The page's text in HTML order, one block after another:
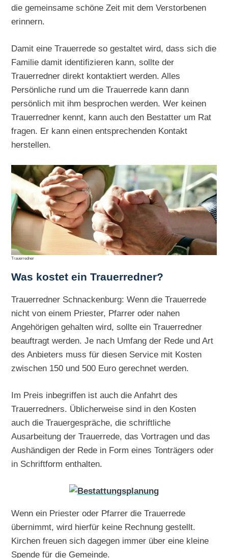
die gemeinsame schöne Zeit mit dem Verstorbenen
erinnern.
Damit eine Trauerrede so gestaltet wird, dass sich die
Familie damit identifizieren kann, sollte der
Trauerredner direkt kontaktiert werden. Alles
Persönliche rund um die Trauerrede kann dann
persönlich mit ihm besprochen werden. Wer keinen
Trauerredner kennt, kann auch den Bestatter um Rat
fragen. Er kann einen entsprechenden Kontakt
herstellen.
Trauerredner
Was kostet ein Trauerredner?
Trauerredner Schnackenburg: Wenn die Trauerrede
nicht von einem Priester, Pfarrer oder nahen
Angehörigen gehalten wird, sollte ein Trauerredner
beauftragt werden. Je nach Umfang der Rede und Art
des Anbieters muss für diesen Service mit Kosten
zwischen 150 und 500 Euro gerechnet werden.
Im Preis inbegriffen ist auch die Anfahrt des
Trauerredners. Üblicherweise sind in den Kosten
auch die Trauergespräche, die schriftliche
Ausarbeitung der Trauerrede, das Vortragen und das
Aushändigen der Rede in Form eines Tonträgers oder
in Schriftform enthalten.
Wenn ein Priester oder Pfarrer die Trauerrede
übernimmt, wird hierfür keine Rechnung gestellt.
Kirchen freuen sich dagegen immer über eine kleine
Spende für die Gemeinde.